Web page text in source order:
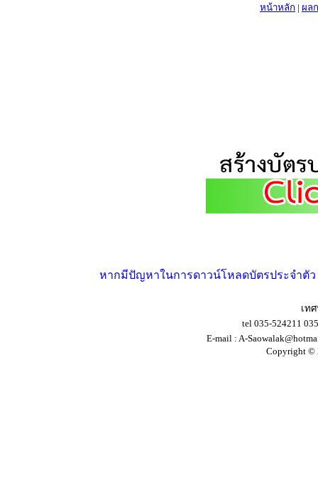
หน้าหลัก | ผล
หากมีปัญหาในการดาวน์โหลดบัตรประจำตัว
เท
tel 035-524211
E-mail : A-
Copyright ©